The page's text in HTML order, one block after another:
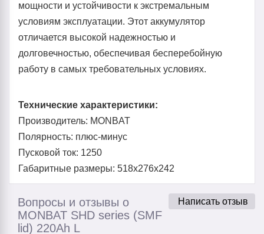
мощности и устойчивости к экстремальным
условиям эксплуатации. Этот аккумулятор
отличается высокой надежностью и
долговечностью, обеспечивая бесперебойную
работу в самых требовательных условиях.
Технические характеристики:
Производитель: MONBAT
Полярность: плюс-минус
Пусковой ток: 1250
Габаритные размеры: 518x276x242
Написать отзыв
Вопросы и отзывы о
MONBAT SHD series (SMF
lid) 220Ah L